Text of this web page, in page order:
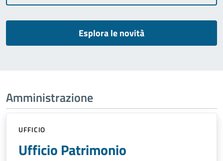
Esplora le novità
Amministrazione
UFFICIO
Ufficio Patrimonio